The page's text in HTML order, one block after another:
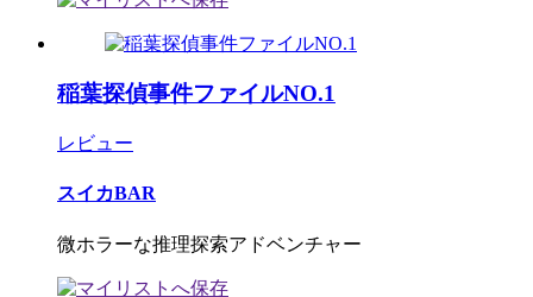
稲葉探偵事件ファイルNO.1
レビュー
スイカBAR
微ホラーな推理探索アドベンチャー